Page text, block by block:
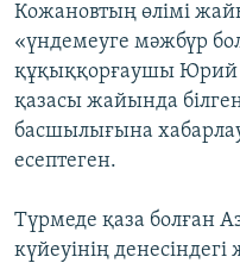
Кожановтың өлімі
«үндемеуге мәжбүр
құқыққорғаушы Юрий
қазасы жайында
басшылығына
есептеген.
Түрмеде қаза болған
күйеуінің